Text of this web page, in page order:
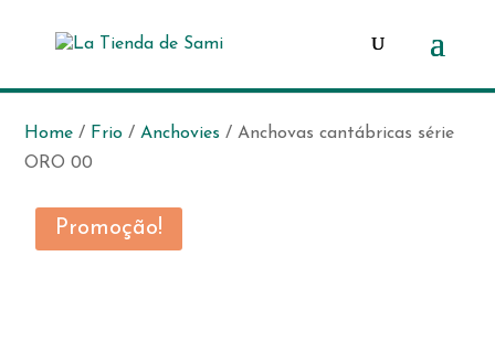
Home / Frio /Anchovies / Anchovas cantábricas série
ORO 00
Promoção!